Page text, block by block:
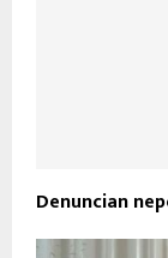
Denuncian